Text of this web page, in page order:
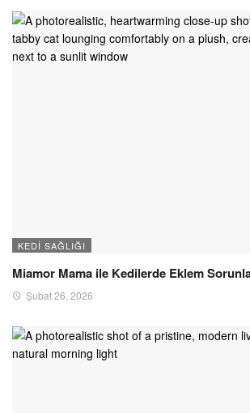
KEDI SAĞLIĞI
Miamor Mama ile Kedilerde Eklem
Şubat 26, 2026